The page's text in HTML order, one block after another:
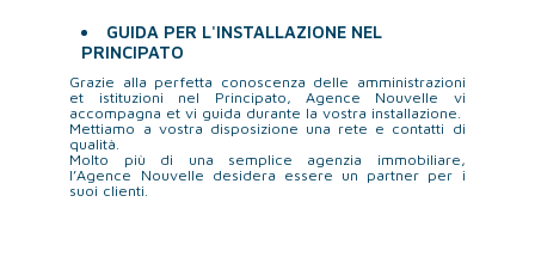
GUIDA PER L'INSTALLAZIONE NEL
PRINCIPATO
Grazie alla perfetta conoscenza delle amministrazioni
et istituzioni nel Principato, Agence Nouvelle vi
accompagna et vi guida durante la vostra installazione.
Mettiamo a vostra disposizione una rete e contatti di
qualità.
Molto più di una semplice agenzia immobiliare,
l’Agence Nouvelle desidera essere un partner per i
suoi clienti.